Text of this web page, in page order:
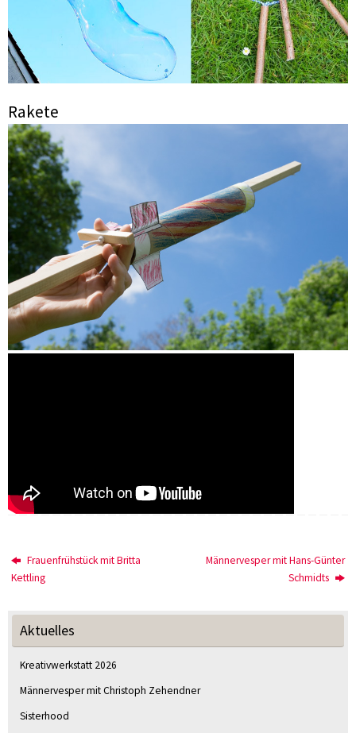
Rakete
Frauenfrühstück mit Britta
Kettling
Männervesper mit Hans-Günter
Schmidts
Aktuelles
Kreativwerkstatt 2026
Männervesper mit Christoph Zehendner
Sisterhood